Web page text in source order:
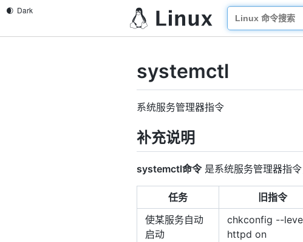
systemctl
系统服务管理器指令
补充说明
systemctl命令是系统服务管理器指
任务 旧指令
使某服务自动
启动
chkconfig --
httpd on